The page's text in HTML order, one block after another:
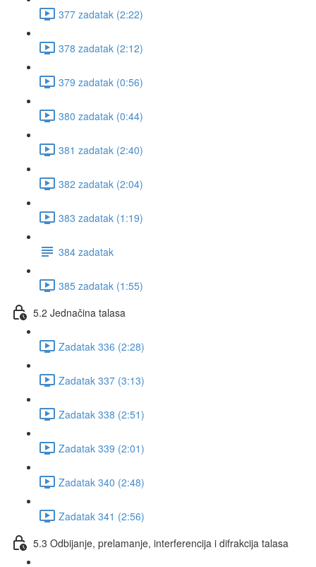
377 zadatak (2:22)
378 zadatak (2:12)
379 zadatak (0:56)
380 zadatak (0:44)
381 zadatak (2:40)
382 zadatak (2:04)
383 zadatak (1:19)
384 zadatak
385 zadatak (1:55)
5.2 Jednačina talasa
Zadatak 336 (2:28)
Zadatak 337 (3:13)
Zadatak 338 (2:51)
Zadatak 339 (2:01)
Zadatak 340 (2:48)
Zadatak 341 (2:56)
5.3 Odbijanje, prelamanje, interferencija i difrakcija talasa